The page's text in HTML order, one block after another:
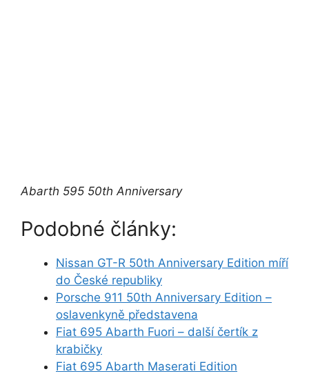
Abarth 595 50th Anniversary
Podobné články:
Nissan GT-R 50th Anniversary Edition míří
do České republiky
Porsche 911 50th Anniversary Edition –
oslavenkyně představena
Fiat 695 Abarth Fuori – další čertík z
krabičky
Fiat 695 Abarth Maserati Edition